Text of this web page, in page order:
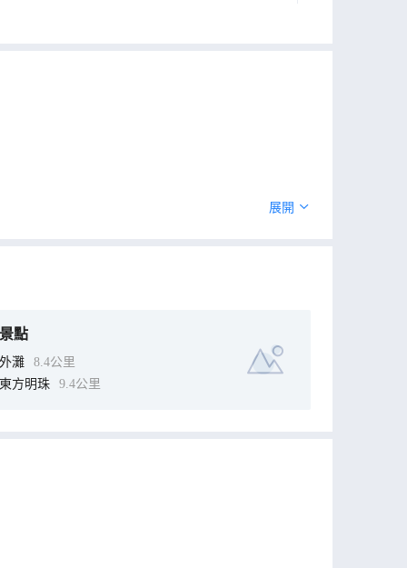
展開
景點
外灘
8.4公里
東方明珠
9.4公里